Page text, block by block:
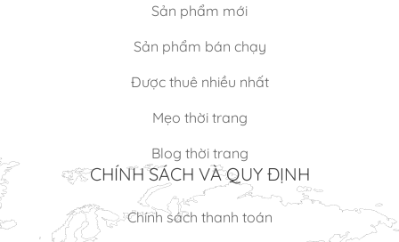
Sản phẩm mới
Sản phẩm bán chạy
Được thuê nhiều nhất
Mẹo thời trang
Blog thời trang
CHÍNH SÁCH VÀ QUY ĐỊNH
Chính sách thanh toán